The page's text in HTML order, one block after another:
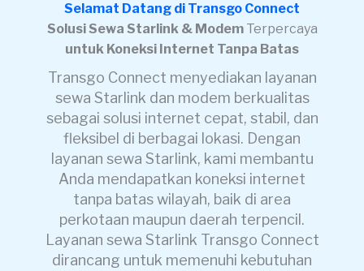
Selamat Datang di Transgo Connect
Solusi Sewa Starlink & ModemTerpercaya
untuk Koneksi Internet Tanpa Batas
Transgo Connect menyediakan layanan
sewa Starlink dan modem berkualitas
sebagai solusi internet cepat, stabil, dan
fleksibel di berbagai lokasi. Dengan
layanan sewa Starlink, kami membantu
Anda mendapatkan koneksi internet
tanpa batas wilayah, baik di area
perkotaan maupun daerah terpencil.
Layanan sewa Starlink Transgo Connect
dirancang untuk memenuhi kebutuhan